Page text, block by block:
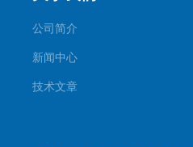
公司简介
新闻中心
技术文章